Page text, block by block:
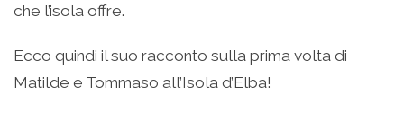
che l’isola offre.
Ecco quindi il suo racconto sulla prima volta di
Matilde e Tommaso all’Isola d’Elba!